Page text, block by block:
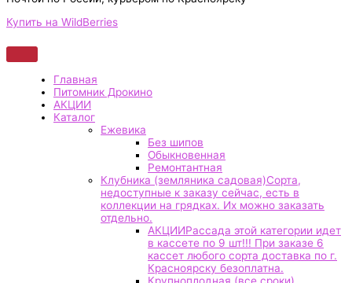
Купить на WildBerries
Главная
Питомник Дрокино
АКЦИИ
Каталог
Ежевика
Без шипов
Обыкновенная
Ремонтантная
Клубника (земляника садовая)Сорта,
недоступные к заказу сейчас, есть в
коллекции на грядках. Их можно заказать
отдельно.
АКЦИИРассада этой категории идет
в кассете по 9 шт!!! При заказе 6
кассет любого сорта доставка по г.
Красноярску безоплатна.
Крупноплодная (все сроки)